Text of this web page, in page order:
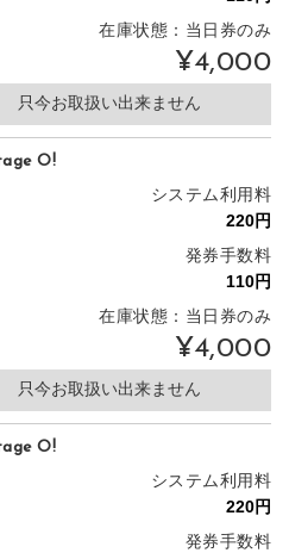
在庫状態：当日券のみ
¥4,000
只今お取扱い出来ません
O!
システム利用料
発券手数料
在庫状態：当日券のみ
¥4,000
只今お取扱い出来ません
O!
システム利用料
発券手数料